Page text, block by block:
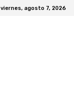
viernes, agosto 7, 2026